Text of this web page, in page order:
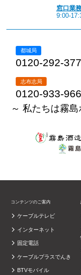
窓口業
9:00-
都城局
0120-292-377
志布志局
0120-933-966
～ 私たちは霧
コンテンツのご案内
ケーブルテレビ
インターネット
固定電話
ケーブルプラスでんき
BTVモバイル